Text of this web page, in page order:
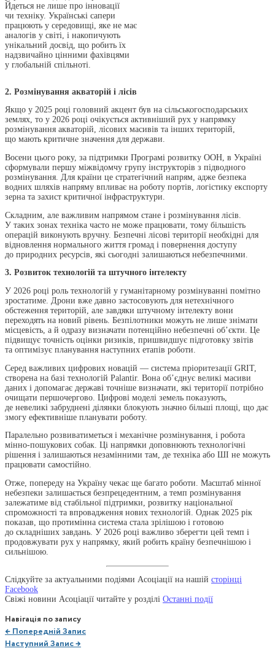
Йдеться не лише про інновації
чи техніку. Українські сапери
працюють у середовищі, яке не має
аналогів у світі, і накопичують
унікальний досвід, що робить їх
надзвичайно цінними фахівцями
у глобальній спільноті.
2. Розмінування акваторій і лісів
Якщо у 2025 році головний акцент був на сільськогосподарських
землях, то у 2026 році очікується активніший рух у напрямку
розмінування акваторій, лісових масивів та інших територій,
що мають критичне значення для держави.
Восени цього року, за підтримки Програмі розвитку ООН, в Україні
сформували першу міжвідомчу групу інструкторів з підводного
розмінування. Для країни це стратегічний напрям, адже безпека
водних шляхів напряму впливає на роботу портів, логістику експорту
зерна та захист критичної інфраструктури.
Складним, але важливим напрямом стане і розмінування лісів.
У таких зонах техніка часто не може працювати, тому більшість
операцій виконують вручну. Безпечні лісові території необхідні для
відновлення нормального життя громад і повернення доступу
до природних ресурсів, які сьогодні залишаються небезпечними.
3. Розвиток технологій та штучного інтелекту
У 2026 році роль технологій у гуманітарному розмінуванні помітно
зростатиме. Дрони вже давно застосовують для нетехнічного
обстеження територій, але завдяки штучному інтелекту вони
переходять на новий рівень. Безпілотники можуть не лише знімати
місцевість, а й одразу визначати потенційно небезпечні об’єкти. Це
підвищує точність оцінки ризиків, пришвидшує підготовку звітів
та оптимізує планування наступних етапів роботи.
​Серед важливих цифрових новацій — система пріоритезації GRIT,
створена на базі технологій Palantir. Вона об’єднує великі масиви
даних і допомагає державі точніше визначати, які території потрібно
очищати першочергово. Цифрові моделі земель показують,
де невеликі забруднені ділянки блокують значно більші площі, що дає
змогу ефективніше планувати роботу.
Паралельно розвиватиметься і механічне розмінування, і робота
мінно-пошукових собак. Ці напрямки доповнюють технологічні
рішення і залишаються незамінними там, де техніка або ШІ не можуть
працювати самостійно.
Отже, попереду на Україну чекає ще багато роботи. Масштаб мінної
небезпеки залишається безпрецедентним, а темп розмінування
залежатиме від стабільної підтримки, розвитку національної
спроможності та впровадження нових технологій. Однак 2025 рік
показав, що протимінна система стала зрілішою і готовою
до складніших завдань. У 2026 році важливо зберегти цей темп і
продовжувати рух у напрямку, який робить країну безпечнішою і
сильнішою.
Слідкуйте за актуальними подіями Асоціації на нашій сторінці
Facebook
Свіжі новини Асоціації читайте у розділі Останні події
Навігація по запису
←Попередній Запис
Наступний Запис→